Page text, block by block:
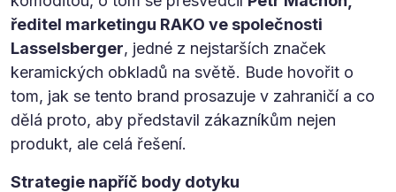
ředitel marketingu RAKO ve společnosti
Lasselsberger, jedné z nejstarších značek
keramických obkladů na světě. Bude hovořit o
tom, jak se tento brand prosazuje v zahraničí a co
dělá proto, aby představil zákazníkům nejen
produkt, ale celá řešení.
Strategie napříč body dotyku